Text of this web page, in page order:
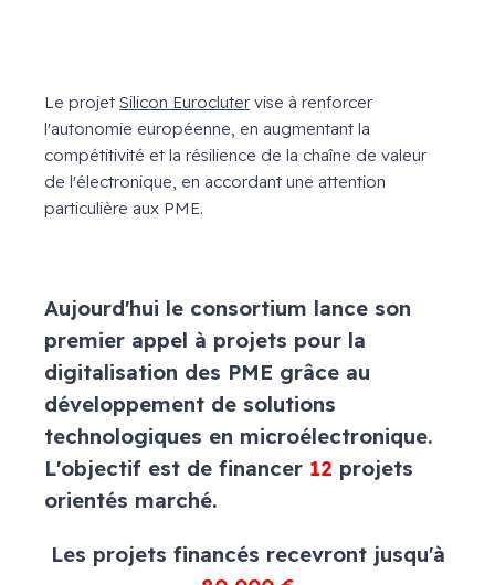
Le projet Silicon Euroclutervise à renforcer
l'autonomie européenne, en augmentant la
compétitivité et la résilience de la chaîne de valeur
de l'électronique, en accordant une attention
particulière aux PME.
Aujourd'hui le consortium lance son
premier appel à projets pour la
digitalisation des PME grâce au
développement de solutions
technologiques en microélectronique.
L'objectif est de financer 12 projets
orientés marché.
Les projets financés recevront jusqu'à